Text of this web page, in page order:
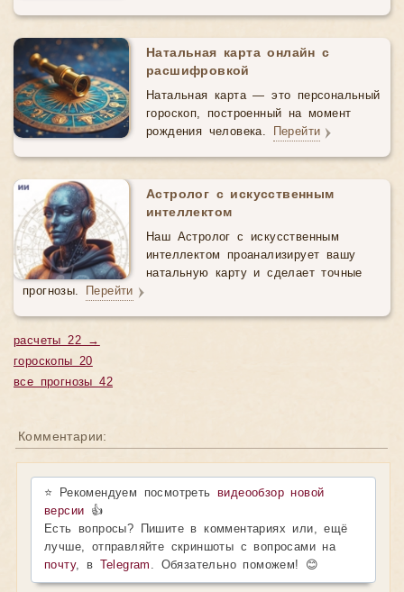
Натальная карта онлайн с
расшифровкой
Натальная карта — это персональный
гороскоп, построенный на момент
рождения человека. Перейти
Астролог с искусственным
интеллектом
Наш Астролог с искусственным
интеллектом проанализирует вашу
натальную карту и сделает точные
прогнозы. Перейти
расчеты 22 →
гороскопы 20
все прогнозы 42
Комментарии:
⭐ Рекомендуем посмотретьвидеообзор новой
версии 👍
Есть вопросы? Пишите в комментариях или, ещё
лучше, отправляйте скриншоты с вопросами на
почту, в Telegram . Обязательно поможем! 😊